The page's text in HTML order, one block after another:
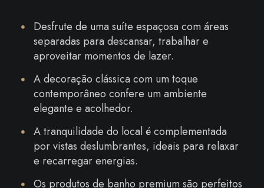
Desfrute de uma suíte espaçosa com áreas
separadas para descansar, trabalhar e
aproveitar momentos de lazer.
A decoração clássica com um toque
contemporâneo confere um ambiente
elegante e acolhedor.
A tranquilidade do local é complementada
por vistas deslumbrantes, ideais para relaxar
e recarregar energias.
Os produtos de banho premium são perfeitos